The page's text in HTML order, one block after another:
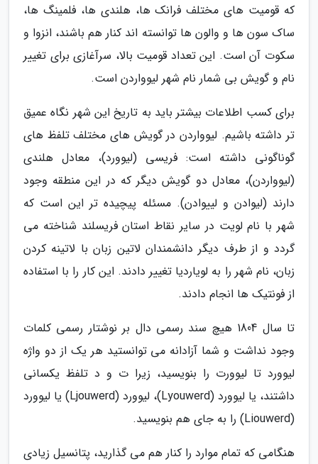
که قومیت های مختلف فرانک ها، هلندی ها، فلمینگ ها،
ساک سون ها و والون ها توانسته اند کنار هم باشند، انزوا و
سکوت آن است. این تعداد قومیت بالا، سرآغازی برای تغییر
نام و گویش بی شمار نام شهر لیوواردن است.
برای کسب اطلاعات بیشتر باید به تاریخ این شهر نگاه عمیق
تر داشته باشیم. لیوواردن در گویش های مختلف تلفظ های
گوناگونی داشته است: فریسی (لیوورد)، معادل هلندی
(لیوواردن)، معادل دو گویش دیگر که در این منطقه وجود
دارند (لیوادن و لییوادن). مسئله پیچیده تر این است که
شهر با نام لویت در سایر نقاط استان فریسلند شناخته می
گردد و از طرف دیگر دانشمندان لاتین زبان با لاتینه کردن
زبان، نام شهر را به لویاردیا تغییر دادند. این کار را با استفاده
از فونتیک ها انجام دادند.
تا سال 1804 هیچ سند رسمی دال بر نوشتار رسمی کلمات
وجود نداشت و شما آزادانه می توانستید هر یک از دو واژه
لیوورد تا لیوورت را بنویسید، زیرا ت و د تلفظ یکسانی
داشتند، یا لیوورد (Lyouwerd)، لیوورد (Ljouwerd) یا لیوورد
(Liouwerd) را به جای هم بنویسید.
هنگامی که تمام موارد را کنار هم می گذارید، پتانسیل زیادی